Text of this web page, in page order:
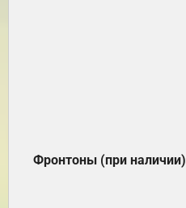
Фронтоны (при наличии)